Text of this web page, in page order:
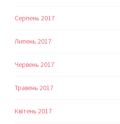
Серпень 2017
Липень 2017
Червень 2017
Травень 2017
Квітень 2017